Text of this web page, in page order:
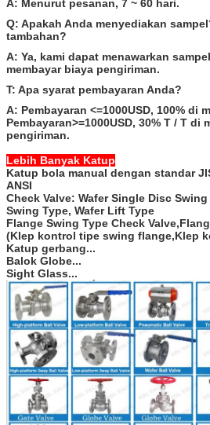
A: Menurut pesanan, 7 ~ 60 hari.
Q: Apakah Anda menyediakan
tambahan?
A: Ya, kami dapat menawarkan
membayar biaya pengiriman.
T: Apa syarat pembayaran Anda?
A: Pembayaran <=1000USD, 100% di
Pembayaran>=1000USD, 30% T / T di
pengiriman.
Lebih Banyak Katup
Katup bola manual dengan standar
ANSI
Check Valve: Wafer Single Disc
Swing Type, Wafer Lift Type
Flange Swing Type Check
(Klep kontrol tipe swing flange,Klep
Katup gerbang...
Balok Globe...
Sight Glass...